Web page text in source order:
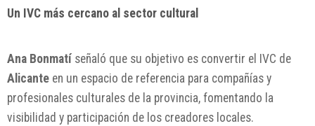
Un IVC más cercano al sector cultural
Ana Bonmatí señaló que su objetivo es convertir el IVC de
Alicante en un espacio de referencia para compañías y
profesionales culturales de la provincia, fomentando la
visibilidad y participación de los creadores locales.